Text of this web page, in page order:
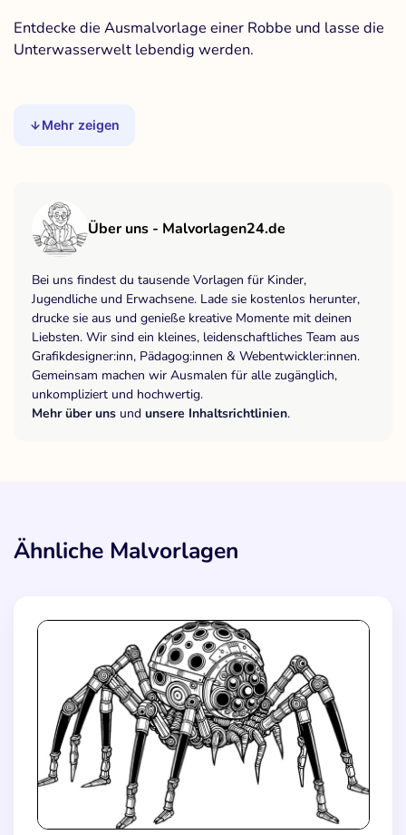
Entdecke die Ausmalvorlage einer Robbe und lasse die
Unterwasserwelt lebendig werden.
Mehr zeigen
Über uns - Malvorlagen24.de
Bei uns findest du tausende Vorlagen für Kinder,
Jugendliche und Erwachsene. Lade sie kostenlos herunter,
drucke sie aus und genieße kreative Momente mit deinen
Liebsten. Wir sind ein kleines, leidenschaftliches Team aus
Grafikdesigner:inn, Pädagog:innen & Webentwickler:innen.
Gemeinsam machen wir Ausmalen für alle zugänglich,
unkompliziert und hochwertig.
Mehr über uns und unsere Inhaltsrichtlinien.
Ähnliche Malvorlagen